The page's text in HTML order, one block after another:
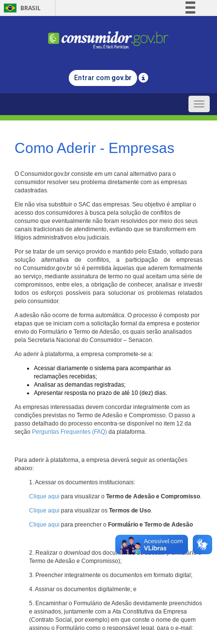
BRASIL
Comunica BR
Legislação
Entrar com gov.br
Toggle
Como Aderir - Empresas
O Consumidor.gov.br consiste em um canal alternativo para o
consumidor resolver seu problema diretamente com as empresas
cadastradas.
Ele não visa substituir o SAC das empresas. Seu objetivo é ampliar o
acesso dos consumidores à busca pela solução de conflitos de
consumo que eventualmente não foram resolvidos por meio dos seus
canais tradicionais de atendimento, evitando que se transformem em
litígios administrativos e/ou judiciais.
Por se tratar de um serviço provido e mantido pelo Estado, voltado para
solução alternativa de conflitos, a participação de empresas
no Consumidor.gov.br só é permitida àquelas que aderem formalmente
ao serviço, mediante assinatura de termo no qual aceitam uma série de
compromissos, entre eles, a obrigação de conhecer, analisar e investir
todos os esforços possíveis para solucionar os problemas relatados
pelo consumidor.
A adesão não ocorre de forma automática. O processo é composto por
etapas que se iniciam com a solicitação formal da empresa e posterior
envio do Formulário e Termo de Adesão, os quais serão analisados
pela Secretaria Nacional do Consumidor – Senacon.
Ao aderir à plataforma, a empresa compromete-se a:
Acessar diariamente o sistema para acompanhar as
reclamações recebidas;
Analisar as demandas registradas;
Apresentar resposta no prazo de até 10 (dez) dias.
As empresas interessadas devem concordar integralmente com as
condições previstas no Termo de Adesão e Compromisso. O passo a
passo detalhado do processo encontra-se disponível no item 12 da
seção Perguntas Frequentes (FAQ) da plataforma.
Para aderir à plataforma, a empresa deverá seguir as orientações
abaixo:
1. Acessar os documentos institucionais:
Clique aqui para visualizar o Termo de Adesão e Compromisso.
Clique aqui para visualizar os Termos de Uso.
Clique aqui para preencher o Formulário e Termo de Adesão
2. Realizar o download dos documentos de adesão (Formulário e
Termo de Adesão e Compromisso);
3. Preencher integralmente os documentos em formato digital;
4. Assinar os documentos digitalmente; e
5. Encaminhar o Formulário de Adesão devidamente preenchidos
e assinados, juntamente com a Ata Constitutiva da Empresa
(Contrato Social, por exemplo) em que conste o nome de quem
assinou o Formulário como o responsável legal. para o e-mail: